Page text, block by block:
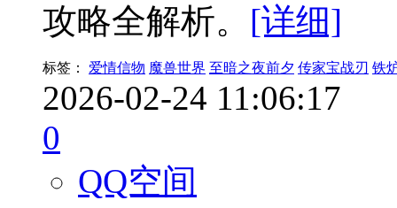
攻略全解析。 [详细]
标签： 爱情信物 魔兽世界 至暗之夜前夕 传家宝战刃 铁
2026-02-24 11:06:17
0
QQ空间